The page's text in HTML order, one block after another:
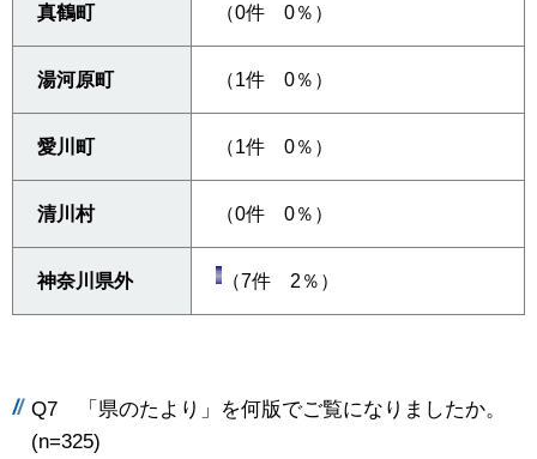
真鶴町 （0件 0％）
湯河原町 （1件 0％）
愛川町 （1件 0％）
清川村 （0件 0％）
神奈川県外 （7件 2％）
Q7 「県のたより」を何版でご覧になりましたか。
(n=325)